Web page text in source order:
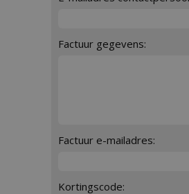
Factuur gegevens:
Factuur e-mailadres:
Kortingscode: